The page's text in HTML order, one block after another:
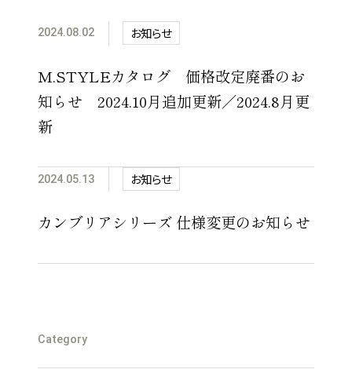
2024.08.02 お知らせ
M.STYLEカタログ 価格改定廃番のお
知らせ 2024.10月追加更新／2024.8月更
新
2024.05.13 お知らせ
カンブリアシリーズ 仕様変更のお知らせ
Category